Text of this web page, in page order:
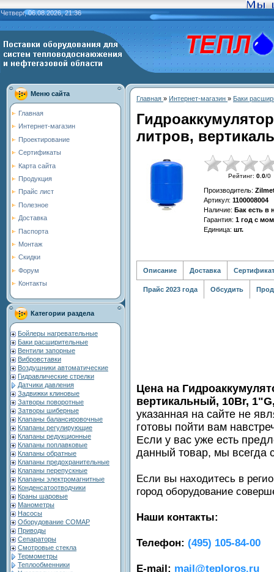
Четверг, 06.08.2026, 21:36
Меню сайта
Главная
Интернет-магазин
Проектирование
Сертификаты
Карта сайта
Продукция
Прайс лист
Полезное
Доставка
Паспорта
Монтаж
Скидки
Форум
Контакты
Категории раздела
Бойлеры нагревательные
Баки расширительные
Вентили запорные
Вибровставки
Воздушники автоматические
Гидравлические стрелки
Датчики давления
Задвижки клиновые
Затворы поворотные
Затворы шиберные
Клапаны балансировочные
Клапаны регулирующие
Клапаны редукционные
Клапаны поплавковые
Клапаны обратные
Клапаны предохранительные
Клапаны перепускные
Клапаны электромагнитные
Конденсатоотводчики
Краны шаровые
Манометры
Насосы
Оборудование COMAP
Приводы
Сепараторы
Смотровые стекла
Термометры
Теплообменники
Главная » Интернет-магазин » Баки
литров,
Рейтинг: 0.0/0
Производитель:
Артикул: 1100008004
Наличие: Бак есть в
Гарантия: 1 год с
Единица: шт.
Описание Доставка Сертификат
Прайс 2023 года Обсудить
Цена на
вертикальный, 10Br,
указанная на сайте не
готовы пойти вам
Если у вас уже есть
данный товар, мы всегда
Если вы находитесь в
город оборудование
Наши контакты:
Телефон: (495) 105-84-00
E-mail: mail@teploros.ru